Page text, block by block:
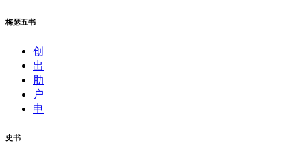
梅瑟五书
创
出
肋
户
申
史书